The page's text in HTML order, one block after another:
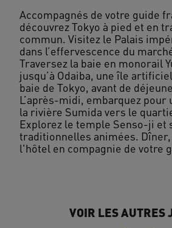
Accompagnés de votre guide
découvrez Tokyo à pied et en
commun. Visitez le Palais
dans l’effervescence du
Traversez la baie en monorail
jusqu’à Odaiba, une île
baie de Tokyo, avant de
L’après-midi, embarquez
la rivière Sumida vers le
Explorez le temple Senso-ji et
traditionnelles animées.
VOIR LES AUTRES